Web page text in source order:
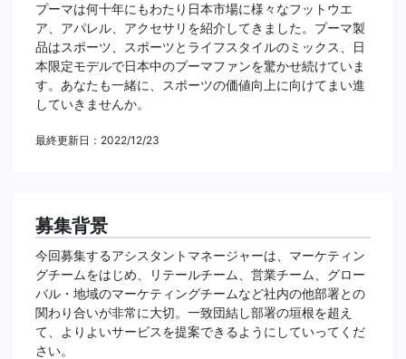
プーマは何十年にもわたり日本市場に様々なフットウエ
ア、アパレル、アクセサリを紹介してきました。プーマ製
品はスポーツ、スポーツとライフスタイルのミックス、日
本限定モデルで日本中のプーマファンを驚かせ続けていま
す。あなたも一緒に、スポーツの価値向上に向けてまい進
していきませんか。
最終更新日：2022/12/23
募集背景
今回募集するアシスタントマネージャーは、マーケティン
グチームをはじめ、リテールチーム、営業チーム、グロー
バル・地域のマーケティングチームなど社内の他部署との
関わり合いが非常に大切。一致団結し部署の垣根を超え
て、よりよいサービスを提案できるようにしていってくだ
さい。